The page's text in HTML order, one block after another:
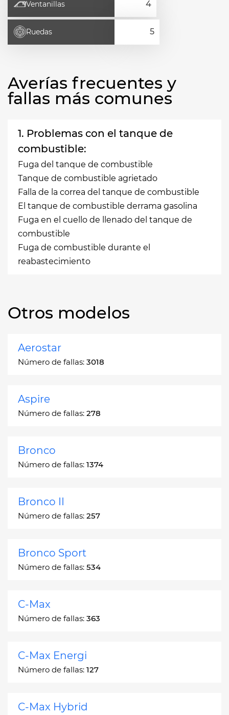
Ventanillas
Ruedas
Averías frecuentes y
fallas más comunes
1. Problemas con el tanque de
combustible:
Fuga del tanque de combustible
Tanque de combustible agrietado
Falla de la correa del tanque de combustible
El tanque de combustible derrama gasolina
Fuga en el cuello de llenado del tanque de
combustible
Fuga de combustible durante el
reabastecimiento
Otros modelos
Aerostar
Número de fallas: 3018
Aspire
Número de fallas: 278
Bronco
Número de fallas: 1374
Bronco II
Número de fallas: 257
Bronco Sport
Número de fallas: 534
C-Max
Número de fallas: 363
C-Max Energi
Número de fallas: 127
C-Max Hybrid